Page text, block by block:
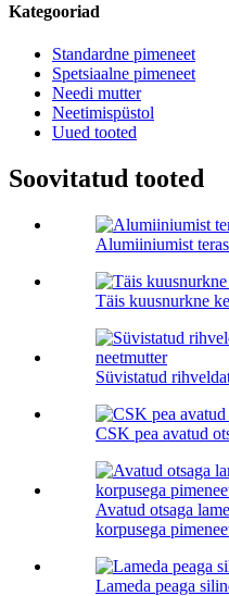
Kategooriad
Standardne pimeneet
Spetsiaalne pimeneet
Needi mutter
Neetimispüstol
Uued tooted
Soovitatud tooted
Alumiiniumist
Täis kuusnurkne
Süvistatud
CSK pea avatud
Avatud otsaga
korpusega
Lameda peaga